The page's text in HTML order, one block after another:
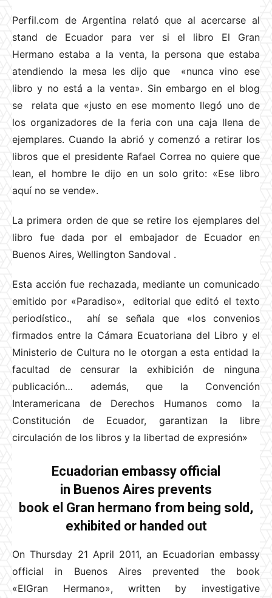
Perfil.com de Argentina relató que al acercarse al
stand de Ecuador para ver si el libro El Gran
Hermano estaba a la venta, la persona que estaba
atendiendo la mesa les dijo que «nunca vino ese
libro y no está a la venta». Sin embargo en el blog
se relata que «justo en ese momento llegó uno de
los organizadores de la feria con una caja llena de
ejemplares. Cuando la abrió y comenzó a retirar los
libros que el presidente Rafael Correa no quiere que
lean, el hombre le dijo en un solo grito: «Ese libro
aquí no se vende».
La primera orden de que se retire los ejemplares del
libro fue dada por el embajador de Ecuador en
Buenos Aires, Wellington Sandoval .
Esta acción fue rechazada, mediante un comunicado
emitido por «Paradiso», editorial que editó el texto
periodístico., ahí se señala que «los convenios
firmados entre la Cámara Ecuatoriana del Libro y el
Ministerio de Cultura no le otorgan a esta entidad la
facultad de censurar la exhibición de ninguna
publicación… además, que la Convención
Interamericana de Derechos Humanos como la
Constitución de Ecuador, garantizan la libre
circulación de los libros y la libertad de expresión»
Ecuadorian embassy official
in Buenos Aires prevents
book el Gran hermano from being sold,
exhibited or handed out
On Thursday 21 April 2011, an Ecuadorian embassy
official in Buenos Aires prevented the book
«ElGran Hermano», written by investigative